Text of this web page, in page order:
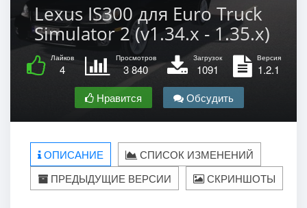
Lexus IS300 для Euro Truck
Simulator 2 (v1.34.x - 1.35.x)
Лайков
4
Просмотров
3 840
Загрузок
1091
Версия
1.2.1
Нравится
Обсудить
ОПИСАНИЕ
СПИСОК ИЗМЕНЕНИЙ
ПРЕДЫДУЩИЕ ВЕРСИИ
СКРИНШОТЫ